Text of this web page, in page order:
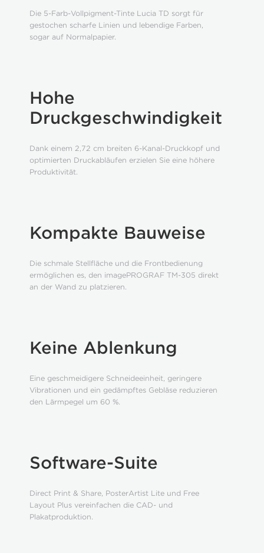
Die 5-Farb-Vollpigment-Tinte Lucia TD sorgt für
gestochen scharfe Linien und lebendige Farben,
sogar auf Normalpapier.
Hohe
Druckgeschwindigkeit
Dank einem 2,72 cm breiten 6-Kanal-Druckkopf und
optimierten Druckabläufen erzielen Sie eine höhere
Produktivität.
Kompakte Bauweise
Die schmale Stellfläche und die Frontbedienung
ermöglichen es, den imagePROGRAF TM-305 direkt
an der Wand zu platzieren.
Keine Ablenkung
Eine geschmeidigere Schneideeinheit, geringere
Vibrationen und ein gedämpftes Gebläse reduzieren
den Lärmpegel um 60 %.
Software-Suite
Direct Print & Share, PosterArtist Lite und Free
Layout Plus vereinfachen die CAD- und
Plakatproduktion.